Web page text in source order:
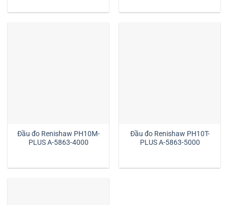
Đầu đo Renishaw PH10M-
PLUS A-5863-4000
Đầu đo Renishaw PH10T-
PLUS A-5863-5000